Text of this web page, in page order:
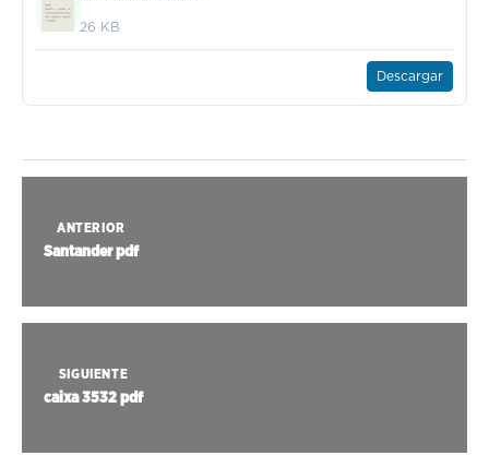
26 KB
Descargar
ANTERIOR
Santander pdf
SIGUIENTE
caixa 3532 pdf